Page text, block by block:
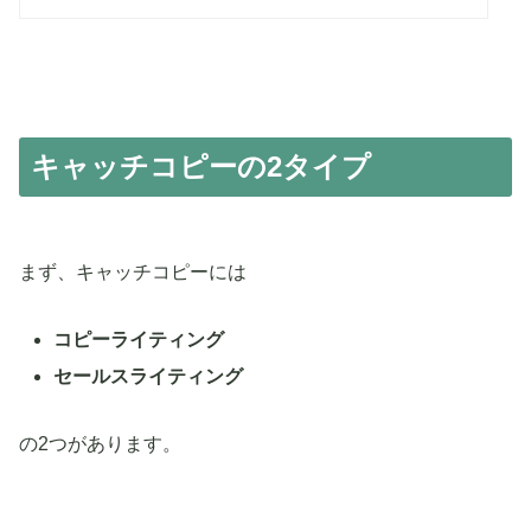
キャッチコピーの2タイプ
まず、キャッチコピーには
コピーライティング
セールスライティング
の2つがあります。